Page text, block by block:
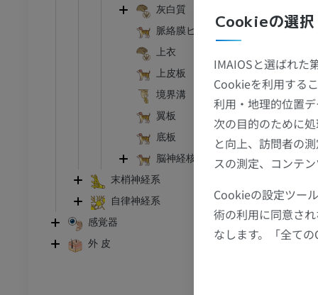
灰白質
脈絡膜ヒモ
上衣
上皮板
境界溝
翼板
底板
脳神経核
末梢神経系
自律神経系
感覚器
外 皮
ウシ亜科 - 一般解剖学
イラストレーション
無料
ウシ亜科 - 骨学
イラストレーション
Cookieの選択
IMAIOSと選ばれた
Cookieを利用する
利用・地理的位置
次の目的のために
と向上、訪問者の
スの測定、コンテ
Cookieの設定ツー
術の利用に同意さ
なします。「全て